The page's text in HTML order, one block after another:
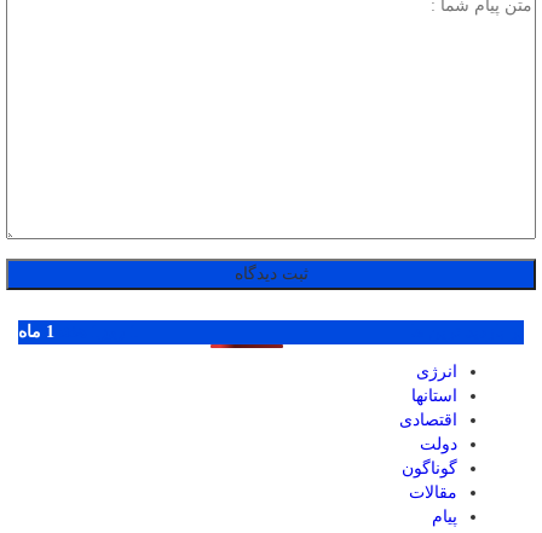
1 ماه
انرژی
استانها
اقتصادی
دولت
گوناگون
مقالات
پیام